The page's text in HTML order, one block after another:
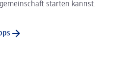
starten kannst.